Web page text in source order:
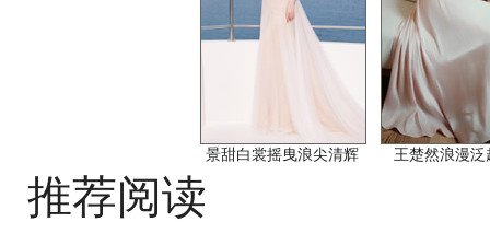
景甜白裳摇曳浪尖清辉 王楚然浪漫泛
推荐阅读